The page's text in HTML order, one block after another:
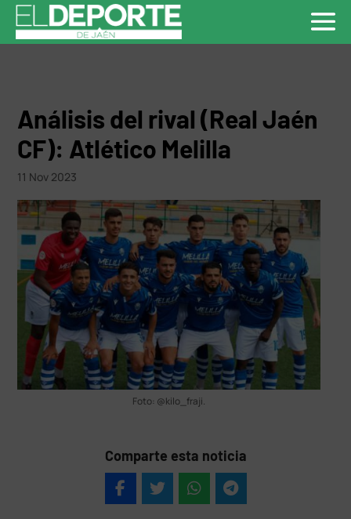
Análisis del rival (Real Jaén
CF): Atlético Melilla
11 Nov 2023
Foto: @kilo_fraji.
Comparte esta noticia